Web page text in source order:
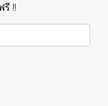
!!